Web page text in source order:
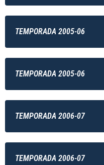
TEMPORADA 2005-06
TEMPORADA 2005-06
TEMPORADA 2006-07
TEMPORADA 2006-07